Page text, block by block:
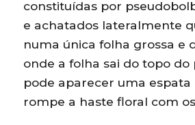
constituídas por
e achatados lateralmente
numa única folha grossa e
onde a folha sai do topo do
pode aparecer uma espata
rompe a haste floral com